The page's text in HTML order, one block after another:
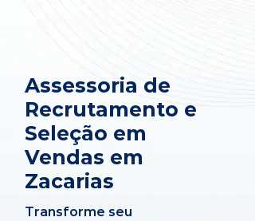
Assessoria de
Recrutamento e
Seleção em
Vendas em
Zacarias
Transforme seu